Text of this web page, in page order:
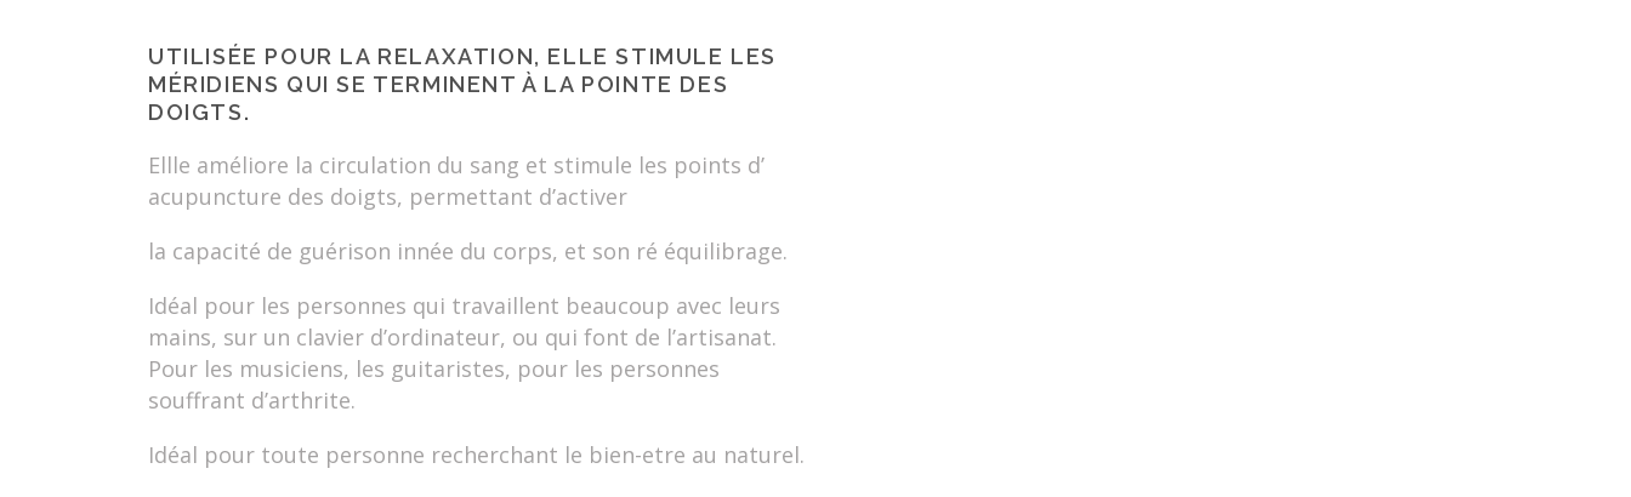
UTILISÉE POUR LA RELAXATION, ELLE STIMULE LES
MÉRIDIENS QUI SE TERMINENT À LA POINTE DES
DOIGTS.
Ellle améliore la circulation du sang et stimule les points d’
acupuncture des doigts, permettant d’activer
la capacité de guérison innée du corps, et son ré équilibrage.
Idéal pour les personnes qui travaillent beaucoup avec leurs
mains, sur un clavier d’ordinateur, ou qui font de l’artisanat.
Pour les musiciens, les guitaristes, pour les personnes
souffrant d’arthrite.
Idéal pour toute personne recherchant le bien-etre au naturel.